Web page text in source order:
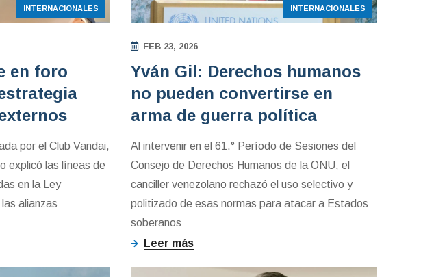
INTERNACIONALES
en foro
por el Club Vandai,
explicó las líneas de
en la Ley
alianzas
INTERNACIONALES
FEB 23, 2026
Yván Gil: Derechos humanos
no pueden convertirse en
arma de guerra política
Al intervenir en el 61.° Período de Sesiones del
Consejo de Derechos Humanos de la ONU, el
canciller venezolano rechazó el uso selectivo y
politizado de esas normas para atacar a Estados
soberanos
Leer más